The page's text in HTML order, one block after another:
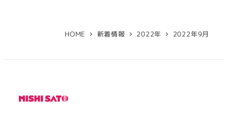
HOME 新着情報 2022年 2022年9月